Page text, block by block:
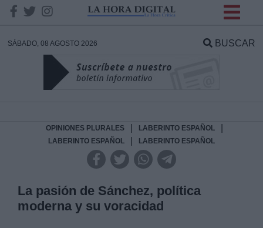
SÁBADO, 08 AGOSTO 2026 BUSCAR
OPINIONES PLURALES LABERINTO ESPAÑOL
LABERINTO ESPAÑOL LABERINTO ESPAÑOL
La pasión de Sánchez, política
moderna y su voracidad
DATOS
Responsable: